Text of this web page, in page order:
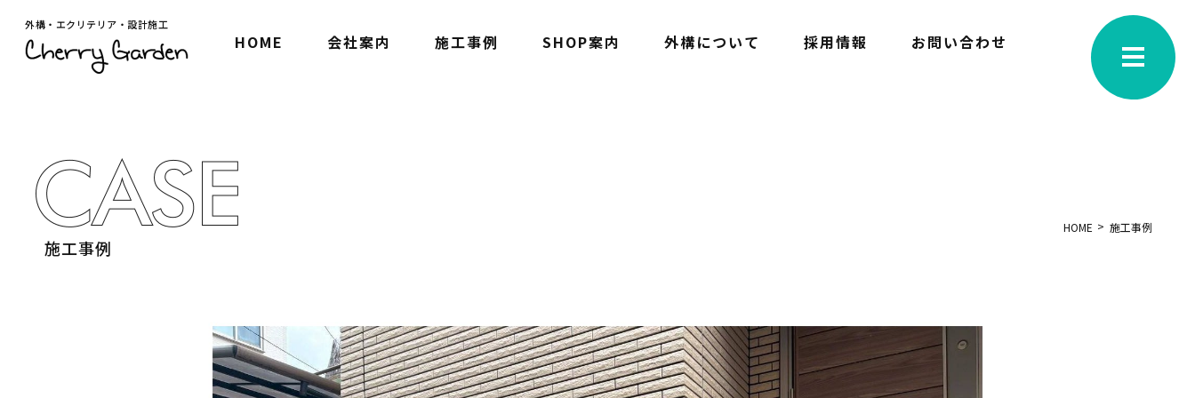
外構・エクリテリア・設計施工
HOME 会社案内 施工事例 SHOP案内 外構について 採用情報 お問い合わせ
施工事例
HOME 施工事例